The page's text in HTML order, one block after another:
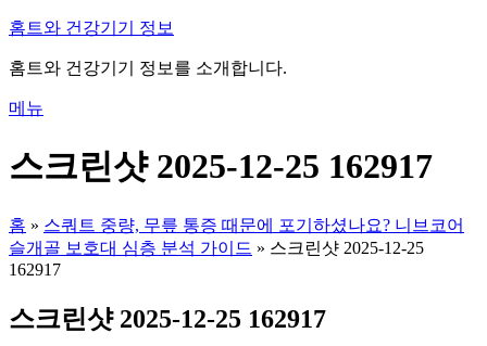
내
으
바
가
홈트와 건강기기 정보
홈트와 건강기기 정보를 소개합니다.
메뉴
스크린샷 2025-12-25 162917
홈 » 스쿼트 중량, 무릎 통증 때문에 포기하셨나요? 니브코어
슬개골 보호대 심층 분석 가이드 » 스크린샷 2025-12-25
162917
스크린샷 2025-12-25 162917